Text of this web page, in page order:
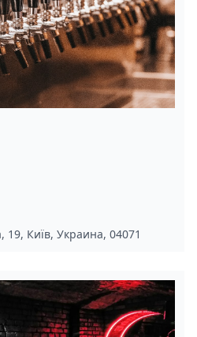
19, Київ, Украина, 04071